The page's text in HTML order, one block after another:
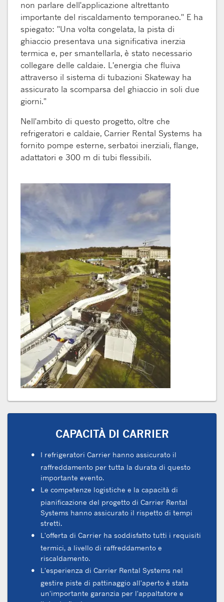
non parlare dell'applicazione altrettanto
importante del riscaldamento temporaneo." E ha
spiegato: "Una volta congelata, la pista di
ghiaccio presentava una significativa inerzia
termica e, per smantellarla, è stato necessario
collegare delle caldaie. L'energia che fluiva
attraverso il sistema di tubazioni Skateway ha
assicurato la scomparsa del ghiaccio in soli due
giorni."
Nell'ambito di questo progetto, oltre che
refrigeratori e caldaie, Carrier Rental Systems ha
fornito pompe esterne, serbatoi inerziali, flange,
adattatori e 300 m di tubi flessibili.
CAPACITÀ DI CARRIER
I refrigeratori Carrier hanno assicurato il
raffreddamento per tutta la durata di questo
importante evento.
Le competenze logistiche e la capacità di
pianificazione del progetto di Carrier Rental
Systems hanno assicurato il rispetto di tempi
stretti.
L'offerta di Carrier ha soddisfatto tutti i requisiti
termici, a livello di raffreddamento e
riscaldamento.
L'esperienza di Carrier Rental Systems nel
gestire piste di pattinaggio all'aperto è stata
un'importante garanzia per l'appaltatore e